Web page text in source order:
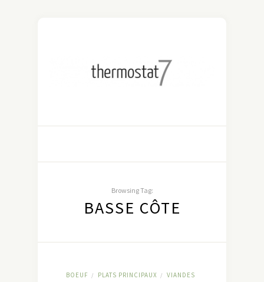
Browsing Tag:
BASSE CÔTE
BOEUF / PLATS PRINCIPAUX / VIANDES